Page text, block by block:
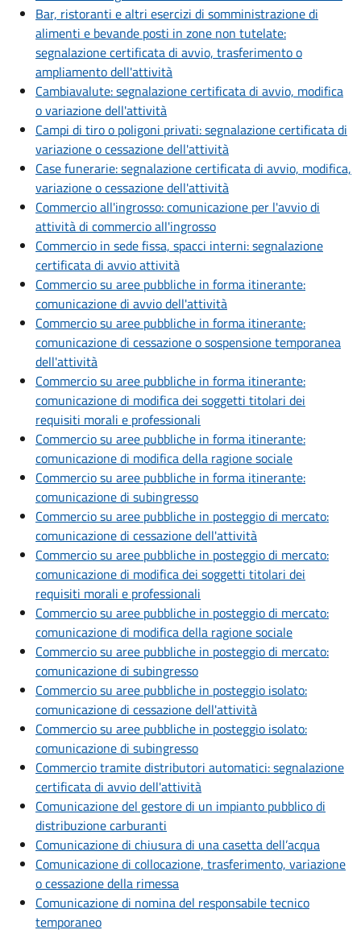
Bar, ristoranti e altri esercizi di somministrazione di
alimenti e bevande posti in zone non tutelate:
segnalazione certificata di avvio, trasferimento o
ampliamento dell'attività
Cambiavalute: segnalazione certificata di avvio, modifica
o variazione dell'attività
Campi di tiro o poligoni privati: segnalazione certificata di
variazione o cessazione dell'attività
Case funerarie: segnalazione certificata di avvio, modifica,
variazione o cessazione dell'attività
Commercio all'ingrosso: comunicazione per l'avvio di
attività di commercio all'ingrosso
Commercio in sede fissa, spacci interni: segnalazione
certificata di avvio attività
Commercio su aree pubbliche in forma itinerante:
comunicazione di avvio dell'attività
Commercio su aree pubbliche in forma itinerante:
comunicazione di cessazione o sospensione temporanea
dell'attività
Commercio su aree pubbliche in forma itinerante:
comunicazione di modifica dei soggetti titolari dei
requisiti morali e professionali
Commercio su aree pubbliche in forma itinerante:
comunicazione di modifica della ragione sociale
Commercio su aree pubbliche in forma itinerante:
comunicazione di subingresso
Commercio su aree pubbliche in posteggio di mercato:
comunicazione di cessazione dell'attività
Commercio su aree pubbliche in posteggio di mercato:
comunicazione di modifica dei soggetti titolari dei
requisiti morali e professionali
Commercio su aree pubbliche in posteggio di mercato:
comunicazione di modifica della ragione sociale
Commercio su aree pubbliche in posteggio di mercato:
comunicazione di subingresso
Commercio su aree pubbliche in posteggio isolato:
comunicazione di cessazione dell'attività
Commercio su aree pubbliche in posteggio isolato:
comunicazione di subingresso
Commercio tramite distributori automatici: segnalazione
certificata di avvio dell'attività
Comunicazione del gestore di un impianto pubblico di
distribuzione carburanti
Comunicazione di chiusura di una casetta dell’acqua
Comunicazione di collocazione, trasferimento, variazione
o cessazione della rimessa
Comunicazione di nomina del responsabile tecnico
temporaneo